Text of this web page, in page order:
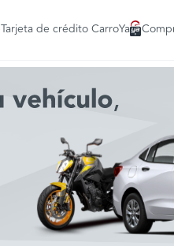
Tarjeta de crédito CarroYa